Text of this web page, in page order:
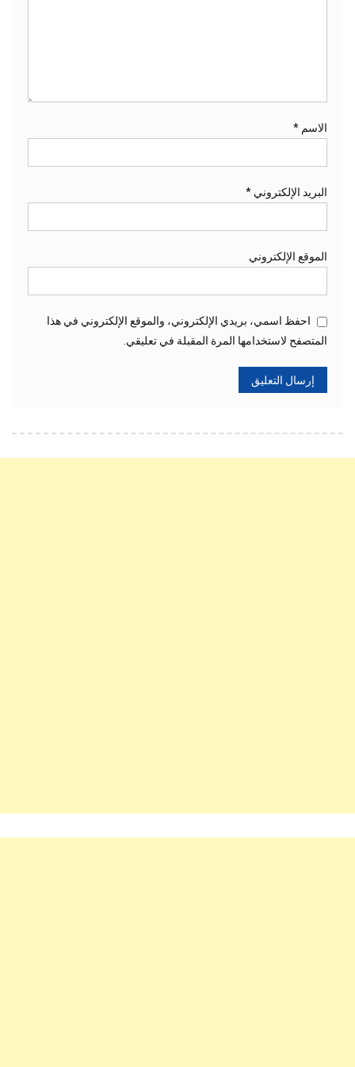
الاسم *
البريد الإلكتروني *
الموقع الإلكتروني
احفظ اسمي، بريدي الإلكتروني، والموقع الإلكتروني في هذا
المتصفح لاستخدامها المرة المقبلة في تعليقي.